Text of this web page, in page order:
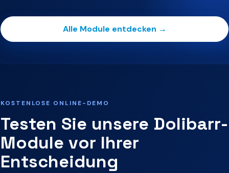
Alle Module entdecken →
KOSTENLOSE ONLINE-DEMO
Testen Sie unsere Dolibarr-
Module vor Ihrer
Entscheidung